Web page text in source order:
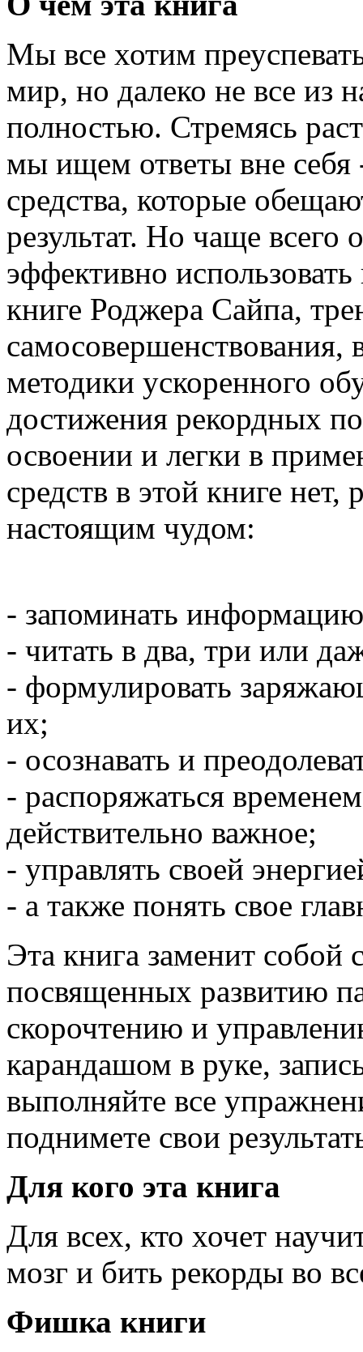
Мы все хотим
мир, но далеко не все из
полностью. Стремясь
мы ищем ответы вне
средства, которые
результат. Но чаще
эффективно
книге Роджера Сайпа,
самосовершенствования,
методики ускоренного
достижения рекордных
освоении и легки в
средств в этой книге нет,
настоящим чудом:
- запоминать
- читать в два, три или
- формулировать
их;
- осознавать и
- распоряжаться
действительно важное;
- управлять своей
- а также понять свое
Эта книга заменит собой
посвященных развитию
скорочтению и
карандашом в руке,
выполняйте все
поднимете свои
Для кого эта книга
Для всех, кто хочет
мозг и бить рекорды во
Фишка книги